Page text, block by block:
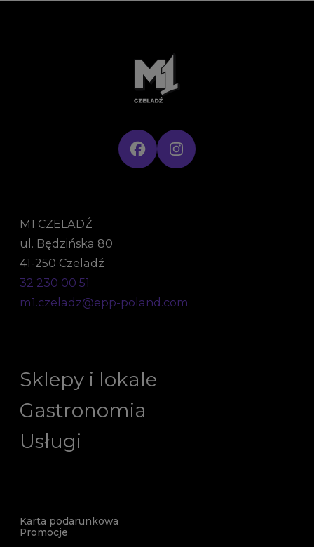
M1 CZELADŹ
ul. Będzińska 80
41-250 Czeladź
32 230 00 51
m1.czeladz@epp-poland.com
Sklepy i lokale
Gastronomia
Usługi
Karta podarunkowa
Promocje